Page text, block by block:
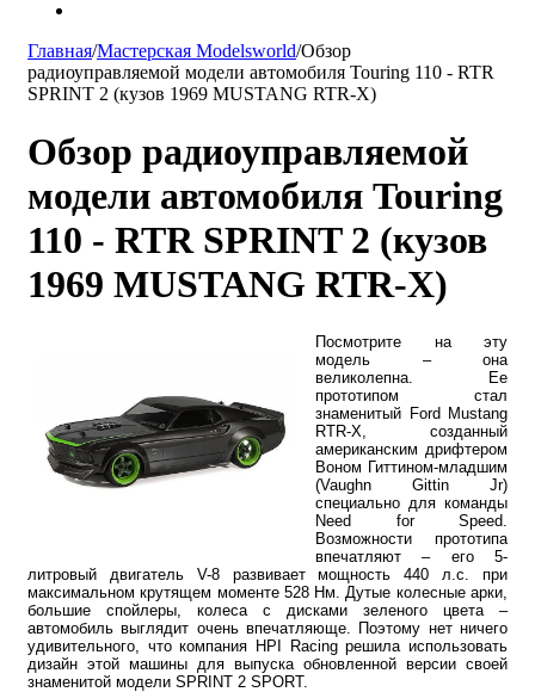
Главная/Мастерская Modelsworld/Обзор
радиоуправляемой модели автомобиля Touring 110 - RTR
SPRINT 2 (кузов 1969 MUSTANG RTR-X)
Обзор радиоуправляемой
модели автомобиля Touring
110 - RTR SPRINT 2 (кузов
1969 MUSTANG RTR-X)
Посмотрите на эту
модель – она
великолепна. Ее
прототипом стал
знаменитый Ford Mustang
RTR-X, созданный
американским дрифтером
Воном Гиттином-младшим
(Vaughn Gittin Jr)
специально для команды
Need for Speed.
Возможности прототипа
впечатляют – его 5-
литровый двигатель V-8 развивает мощность 440 л.с. при
максимальном крутящем моменте 528 Нм. Дутые колесные арки,
большие спойлеры, колеса с дисками зеленого цвета –
автомобиль выглядит очень впечатляюще. Поэтому нет ничего
удивительного, что компания HPI Racing решила использовать
дизайн этой машины для выпуска обновленной версии своей
знаменитой модели SPRINT 2 SPORT.